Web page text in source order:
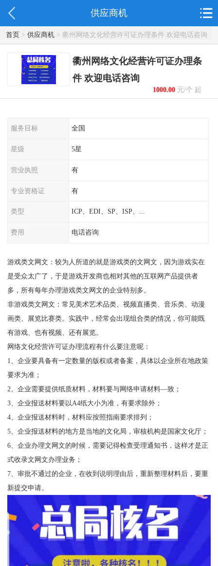
供应商机
首页> 供应商机> 衢州网络文化经营许可证办理条件 欢迎电话咨询
衢州网络文化经营许可证办理条
件 欢迎电话咨询
1000.00元/个 起
服务目标 全国
星级 5星
营业执照 有
专业资格证 有
类型 ICP、EDI、SP、ISP、...
费用 电话咨询
游戏类文网文：较为人所道的就是游戏类的文网文，因为游戏实在
是受众太广了，于是游戏开发商也相对其他的互联网产品提供者
多，所有每年办理游戏类文网文的企业特别多。
非游戏类文网文：常见美术艺术品类、视频直播类、音乐类、动漫
画类、展览比赛类。实践中，经常会出现组合类的情况，你可能既
有游戏、也有视频、还有展览。
网络文化经营许可证办理流程有什么要注意呢：
1、企业要具备有一定数量的版权或者备案，具体以企业所在地政策
要求为准；
2、企业需要提供纸质材料，材料要与网络申请材料—致；
3、企业报送材料要以A4纸大小为准，有要求除外；
4、企业报送材料时，材料应按照指南要求排列；
5、企业报送材料的地方是当地的文化局，审核机构是国家文化厅；
6、企业办理文网文的时候，需要记得检查受理通知书，这样才是正
式收录文网文办理业务；
7、审批不通过的企业，在收到说明理由后，重新整理材料后，要重
新提交申请。